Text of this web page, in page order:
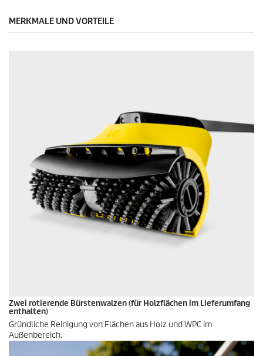
MERKMALE UND VORTEILE
Zwei rotierende Bürstenwalzen (für Holzflächen im Lieferumfang
enthalten)
Gründliche Reinigung von Flächen aus Holz und WPC im
Außenbereich.